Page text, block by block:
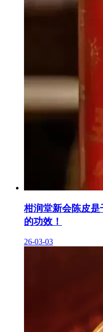
柑润堂新会陈皮
的功效！
26-03-03